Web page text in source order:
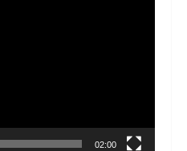
02:00